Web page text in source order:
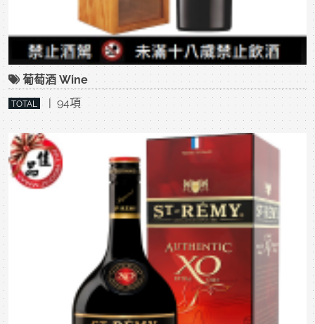
葡萄酒 Wine
TOTAL | 94項